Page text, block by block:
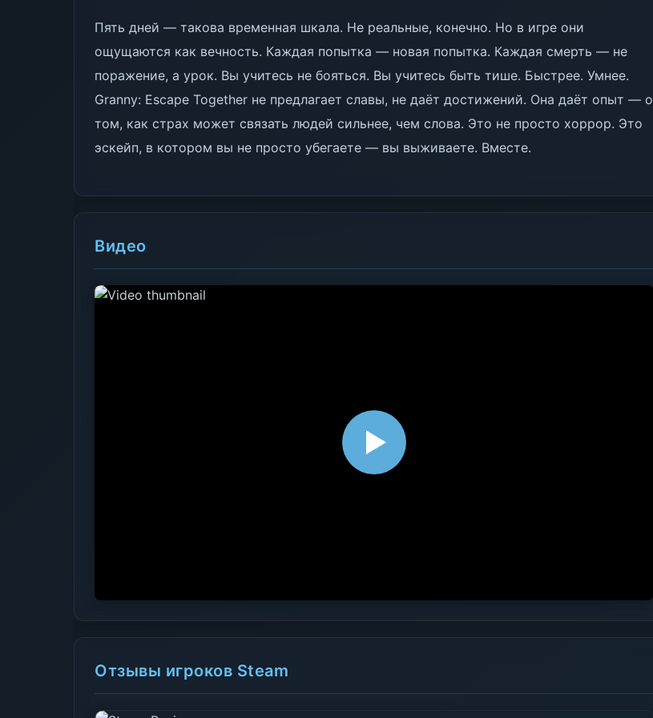
Пять дней — такова временная шкала. Не реальные, конечно. Но в игре они
ощущаются как вечность. Каждая попытка — новая попытка. Каждая смерть — не
поражение, а урок. Вы учитесь не бояться. Вы учитесь быть тише. Быстрее. Умнее.
Granny: Escape Together не предлагает славы, не даёт достижений. Она даёт опыт — о
том, как страх может связать людей сильнее, чем слова. Это не просто хоррор. Это
эскейп, в котором вы не просто убегаете — вы выживаете. Вместе.
Видео
Отзывы игроков Steam